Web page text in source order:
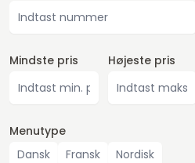
Mindste pris Højeste pris
Menutype
Dansk
Fransk
Nordisk